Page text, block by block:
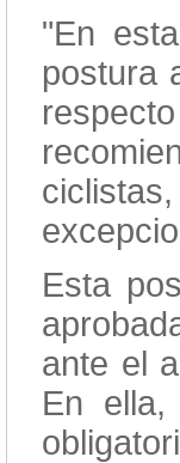
"En
postura
Esta
ante el
En ella,